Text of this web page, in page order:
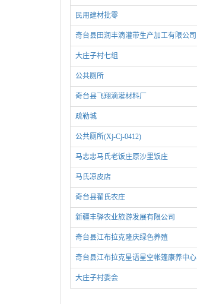
民用建材批零
奇台县田润丰滴灌带生产加工有限公司
大庄子村七组
公共厕所
奇台县飞翔滴灌材料厂
疏勒城
公共厕所(Xj-Cj-0412)
马志忠马氏老饭庄原沙里饭庄
马氏凉皮店
奇台县翟氏农庄
新疆丰驿农业旅游发展有限公司
奇台县江布拉克隆庆绿色养殖
奇台县江布拉克星语星空帐篷康养中心
大庄子村委会